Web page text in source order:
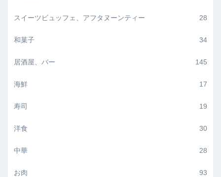
スイーツビュッフェ、アフタヌーンティー 28
和菓子 34
居酒屋、バー 145
海鮮 17
寿司 19
洋食 30
中華 28
お肉 93